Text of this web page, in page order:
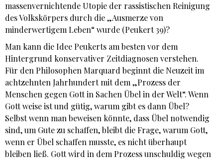
massenvernichtende Utopie der rassistischen Reinigung
des Volkskörpers durch die „Ausmerze von
minderwertigem Leben“ wurde (Peukert 39)?
Man kann die Idee Peukerts am besten vor dem
Hintergrund konservativer Zeitdiagnosen verstehen.
Für den Philosophen Marquard beginnt die Neuzeit im
achtzehnten Jahrhundert mit dem „Prozess der
Menschen gegen Gott in Sachen Übel in der Welt“. Wenn
Gott weise ist und gütig, warum gibt es dann Übel?
Selbst wenn man beweisen könnte, dass Übel notwendig
sind, um Gute zu schaffen, bleibt die Frage, warum Gott,
wenn er Übel schaffen musste, es nicht überhaupt
bleiben ließ. Gott wird in dem Prozess unschuldig wegen